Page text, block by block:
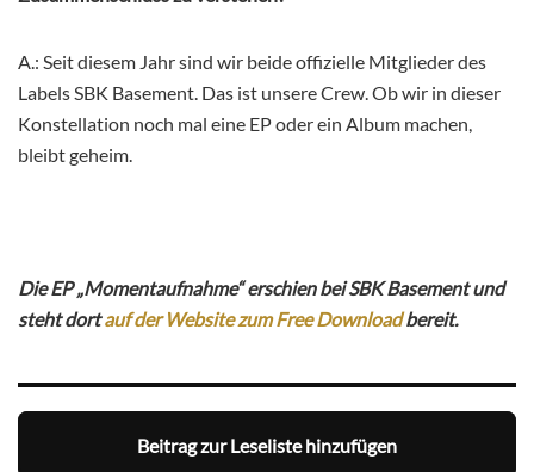
A.: Seit diesem Jahr sind wir beide offizielle Mitglieder des
Labels SBK Basement. Das ist unsere Crew. Ob wir in dieser
Konstellation noch mal eine EP oder ein Album machen,
bleibt geheim.
Die EP „Momentaufnahme“ erschien bei SBK Basement und
steht dortauf der Website zum Free Downloadbereit.
Beitrag zur Leseliste hinzufügen